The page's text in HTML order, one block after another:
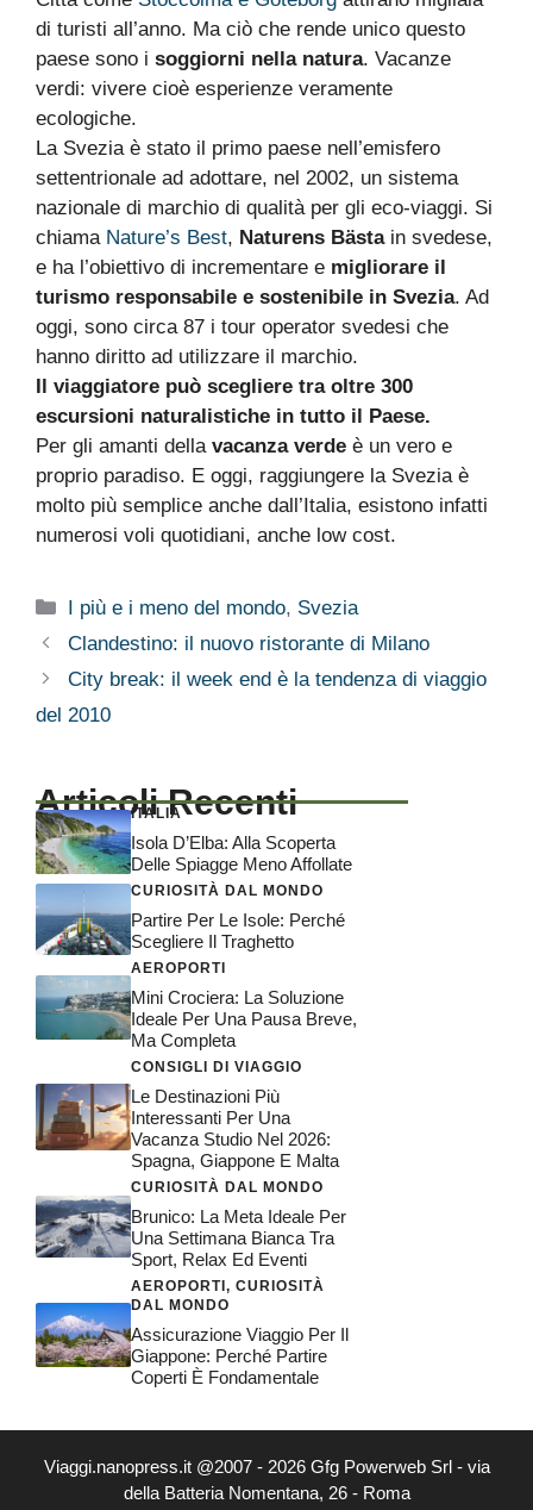
di turisti all’anno. Ma ciò che rende unico questo
paese sono i soggiorni nella natura. Vacanze
verdi: vivere cioè esperienze veramente
ecologiche.
La Svezia è stato il primo paese nell’emisfero
settentrionale ad adottare, nel 2002, un sistema
nazionale di marchio di qualità per gli eco-viaggi. Si
chiama Nature’s Best, Naturens Bästain svedese,
e ha l’obiettivo di incrementare e migliorare il
turismo responsabile e sostenibile in Svezia. Ad
oggi, sono circa 87 i tour operator svedesi che
hanno diritto ad utilizzare il marchio.
Il viaggiatore può scegliere tra oltre 300
escursioni naturalistiche in tutto il Paese.
Per gli amanti della vacanza verde è un vero e
proprio paradiso. E oggi, raggiungere la Svezia è
molto più semplice anche dall’Italia, esistono infatti
numerosi voli quotidiani, anche low cost.
Categorie
I più e i meno del mondo, Svezia
Clandestino: il nuovo ristorante di Milano
City break: il week end è la tendenza di viaggio
del 2010
Articoli Recenti
ITALIA
Isola D’Elba: Alla Scoperta
Delle Spiagge Meno Affollate
CURIOSITÀ DAL MONDO
Partire Per Le Isole: Perché
Scegliere Il Traghetto
AEROPORTI
Mini Crociera: La Soluzione
Ideale Per Una Pausa Breve,
Ma Completa
CONSIGLI DI VIAGGIO
Le Destinazioni Più
Interessanti Per Una
Vacanza Studio Nel 2026:
Spagna, Giappone E Malta
CURIOSITÀ DAL MONDO
Brunico: La Meta Ideale Per
Una Settimana Bianca Tra
Sport, Relax Ed Eventi
AEROPORTI, CURIOSITÀ
DAL MONDO
Assicurazione Viaggio Per Il
Giappone: Perché Partire
Coperti È Fondamentale
Viaggi.nanopress.it @2007 - 2026 Gfg Powerweb Srl - via
della Batteria Nomentana, 26 - Roma